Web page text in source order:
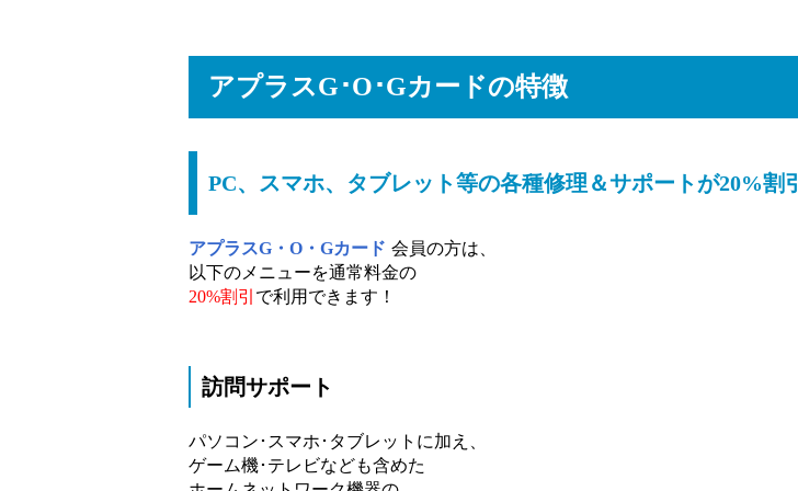
アプラスG･O･Gカードの特徴
PC、スマホ、タブレット等の各種修理＆サポートが20%割引
アプラスG・O・Gカード 会員の方は、
以下のメニューを通常料金の
20%割引 で利用できます！
訪問サポート
パソコン･スマホ･タブレットに加え、
ゲーム機･テレビなども含めた